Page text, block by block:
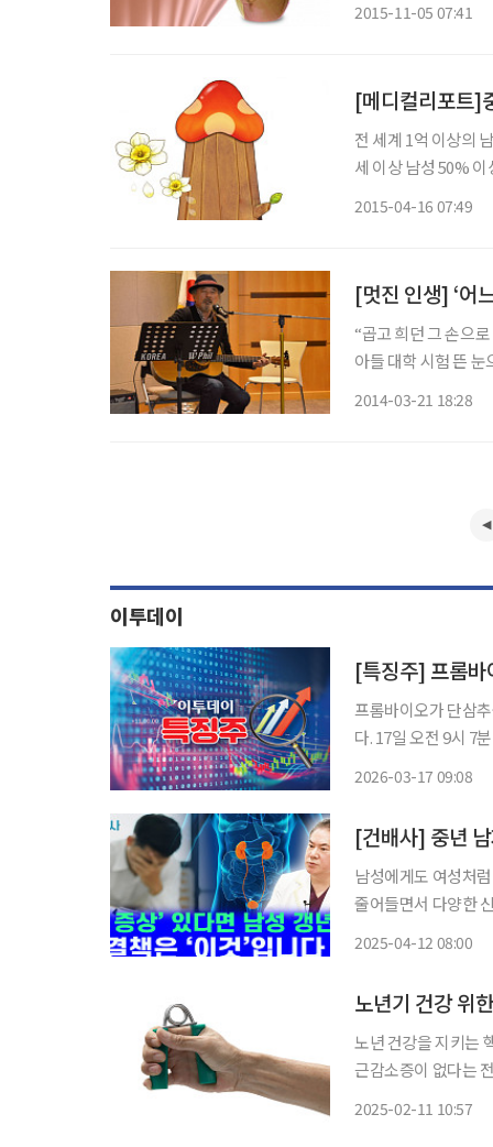
2015-11-05 07:41
[메디컬리포트]
전 세계 1억 이상의
세 이상 남성 50%
2015-04-16 07:49
“곱고 희던 그 손으로
아들 대학 시험 뜬 눈으
2014-03-21 18:28
이투데이
프롬바이오가 단삼
다. 17일 오전 9시 7분 현재 프롬바이오는 전일 대비 229원(13.88%) 오른 1879원에 거래됐
2026-03-17 09:08
[건배사] 중년
남성에게도 여성처럼 '갱년기'를 겪
줄어들면서 다양한 신체적·정
2025-04-12 08:00
노년기 건강 위
노년 건강을 지키는
근감소증이 없다는
2025-02-11 10:57